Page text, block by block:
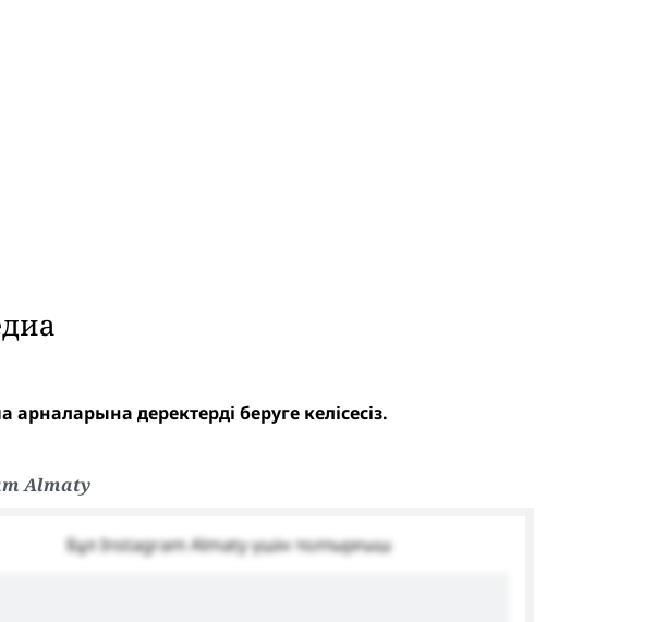
арналарына деректерді беруге келісесіз.
Almaty
Бұл Instagram Almaty үшін толтырғыш